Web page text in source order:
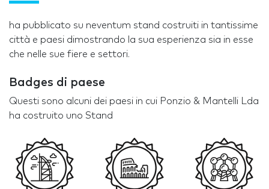
ha pubblicato su neventum stand costruiti in tantissime
città e paesi dimostrando la sua esperienza sia in esse
che nelle sue fiere e settori.
Badges di paese
Questi sono alcuni dei paesi in cui Ponzio & Mantelli Lda
ha costruito uno Stand